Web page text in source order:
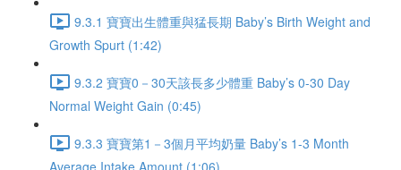
9.3.1 寶寶出生體重與猛長期 Baby’s Birth Weight and
Growth Spurt (1:42)
9.3.2 寶寶0－30天該長多少體重 Baby’s 0-30 Day
Normal Weight Gain (0:45)
9.3.3 寶寶第1－3個月平均奶量 Baby’s 1-3 Month
Average Intake Amount (1:06)